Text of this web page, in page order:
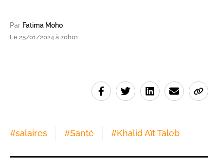
Par Fatima Moho
Le 25/01/2024 à 20h01
#salaires #Santé #Khalid Aït Taleb